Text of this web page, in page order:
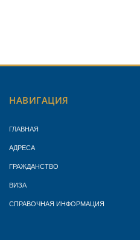
НАВИГАЦИЯ
ГЛАВНАЯ
АДРЕСА
ГРАЖДАНСТВО
ВИЗА
СПРАВОЧНАЯ ИНФОРМАЦИЯ